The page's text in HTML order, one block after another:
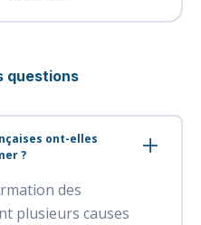
questions
ont-elles
?
des
plusieurs causes